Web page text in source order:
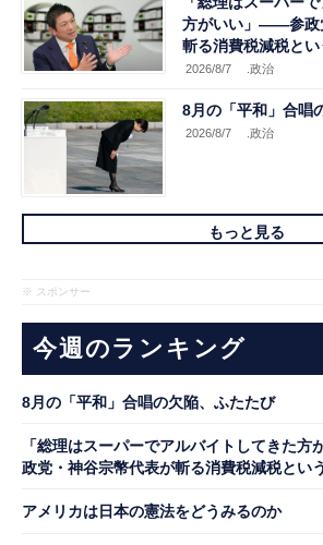
方がいい」――参政
斬る消費税減税とい
2026/8/7 .政治
8月の「平和」合唱
2026/8/7 .政治
もっと見る
※ スポンサー
今週のランキング
8月の「平和」合唱の欠陥、ふたたび
「総理はスーパーでアルバイトしてきた
政党・神谷宗幣代表が斬る消費税減税とい
アメリカは日本の憲法をどうみるのか